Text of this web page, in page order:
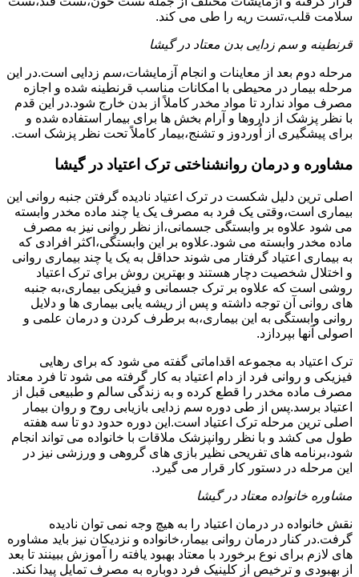
سلامت قلب،تست ریه را طی می کند.
قرنطینه و سم زدایی بدن معتاد در گیشا
مرحله دوم بعد از معاینات و انجام آزمایشات،سم زدایی است.در این
مرحله بیمار در محیطی با امکانات مناسب قرنطینه شده و اجازه
مصرف مواد ندارد تا مواد مخدر کاملاً از بدن خارج شود.در این قدم
با نظر پزشک از داروها و آرام بخش ها برای بیمار استفاده شده و
برای پیشگیری از اُوردوز و تشنج،بیمار کاملاً تحت نظر پزشک است.
مشاوره و درمان روانشناختی ترک اعتیاد در گیشا
اصلی ترین دلیل شکست در ترک اعتیاد نادیده گرفتن جنبه روانی این
بیماری است،وقتی یک فرد به مصرف یک یا چند ماده مخدر وابسته
می شود علاوه بر وابستگی جسمانی،از نظر روانی نیز به مصرف
ماده مخدر وابسته می شود.علاوه بر این وابستگی،اکثر افرادی که
به بیماری اعتیاد گرفتار می شوند حداقل به یک یا چند بیماری روانی
و اختلال شخصیت دچار هستند و بهترین روش برای ترک اعتیاد
روشی است که علاوه بر ترک جسمانی و فیزیکی بیماری،به جنبه
های روانی آن توجه داشته و پس از ریشه یابی بیماری ها و دلایل
روانی وابستگی به این بیماری،به برطرف کردن و درمان علمی و
اصولی آنها بپردازد.
ترک اعتیاد به مجموعه اقداماتی گفته می شود که برای رهایی
فیزیکی و روانی فرد از دام اعتیاد به کار گرفته می شود تا فرد معتاد
مصرف ماده مخدر را قطع کرده و به زندگی سالم و طبیعی قبل از
اعتیاد برسد.پس از طی دوره سم زدایی بازیابی روح و روان بیمار
اصلی ترین مرحله ترک اعتیاد است.این دوره حدود دو تا سه هفته
طول می کشد و با نظر روانپزشک ملاقات با خانواده می تواند انجام
شود،برنامه های تفریحی نظیر بازی های گروهی و ورزشی نیز در
این مرحله در دستور کار قرار می گیرد.
مشاوره خانواده معتاد در گیشا
نقش خانواده در درمان اعتیاد را به هیچ وجه نمی توان نادیده
گرفت.در کنار درمان روانی بیمار،خانواده و نزدیکان نیز باید مشاوره
های لازم برای نوع برخورد با معتاد بهبود یافته را آموزش ببینند تا بعد
از بهبودی و ترخیص از کلینیک فرد دوباره به مصرف تمایل پیدا نکند.